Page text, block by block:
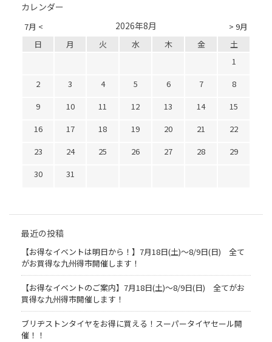
カレンダー
7月 < > 9月
2026年8月
日 月 火 水 木 金
土
1
2
3 4 5 6 7
8
9
10 11 12 13 14
15
16
17 18 19 20 21
22
23
24 25 26 27 28
29
30
31
最近の投稿
【お得なイベントは明日から！】7月18日(土)～8/9日(日) 全て
がお買得な九州得市開催します！
【お得なイベントのご案内】7月18日(土)～8/9日(日) 全てがお
買得な九州得市開催します！
ブリヂストンタイヤをお得に買える！スーパータイヤセール開
催！！